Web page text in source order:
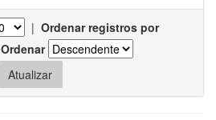
| Ordenar registros por
Ordenar